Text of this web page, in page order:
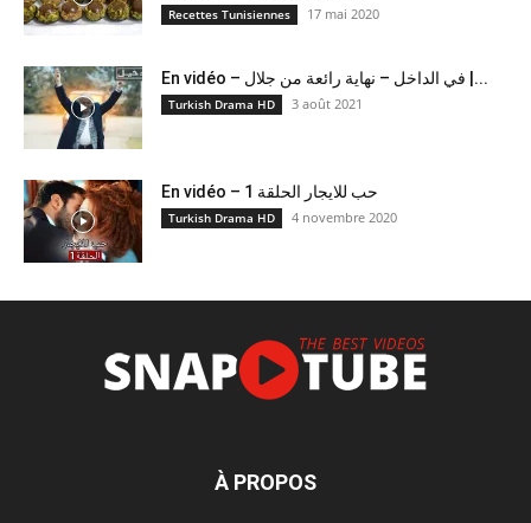
Recettes Tunisiennes 17 mai 2020
En vidéo – في الداخل – نهاية رائعة من جلال |...
Turkish Drama HD 3 août 2021
En vidéo – حب للايجار الحلقة 1
Turkish Drama HD 4 novembre 2020
À PROPOS